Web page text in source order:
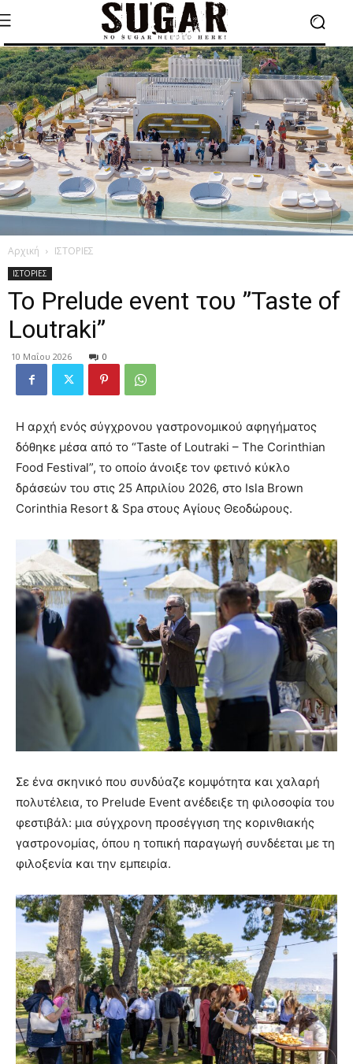
Αρχική ΙΣΤΟΡΙΕΣ
ΙΣΤΟΡΙΕΣ
To Prelude event του ”Taste of
Loutraki”
10 Μαΐου 2026 0
Η αρχή ενός σύγχρονου γαστρονομικού αφηγήματος
δόθηκε μέσα από το “Taste of Loutraki – The Corinthian
Food Festival”, το οποίο άνοιξε τον φετινό κύκλο
δράσεών του στις 25 Απριλίου 2026, στο Isla Brown
Corinthia Resort & Spa στους Αγίους Θεοδώρους.
Σε ένα σκηνικό που συνδύαζε κομψότητα και χαλαρή
πολυτέλεια, το Prelude Event ανέδειξε τη φιλοσοφία του
φεστιβάλ: μια σύγχρονη προσέγγιση της κορινθιακής
γαστρονομίας, όπου η τοπική παραγωγή συνδέεται με τη
φιλοξενία και την εμπειρία.